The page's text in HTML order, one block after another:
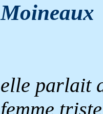
Moineaux
elle parlait
femme